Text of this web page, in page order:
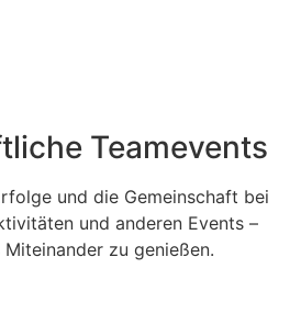
Teamevents
und die Gemeinschaft bei
und anderen Events –
zu genießen.